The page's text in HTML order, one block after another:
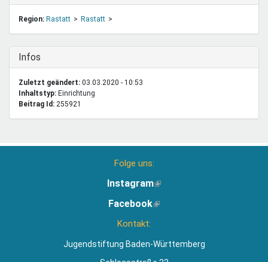
Region: Rastatt Rastatt
Ausblenden
Infos
Zuletzt geändert: 03.03.2020 - 10:53
Inhaltstyp:
einrichtung
Beitrag Id: 255921
Folge uns:
Instagram(Link
extern)
Facebook(Link
Kontakt:
Jugendstiftung Baden-Württemberg